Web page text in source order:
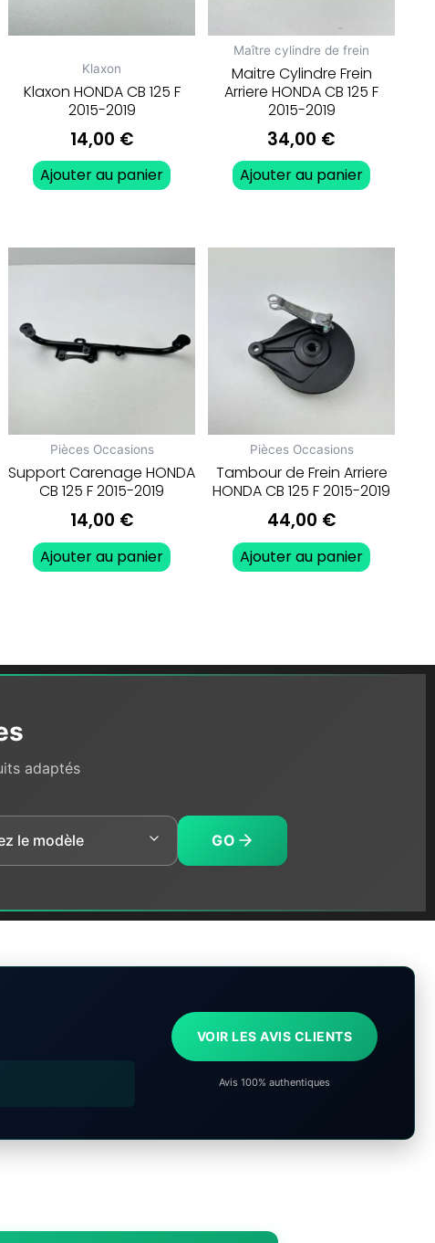
Klaxon
Klaxon HONDA CB 125 F
2015-2019
14,00 €
Ajouter au panier
Maître cylindre de frein
Maitre Cylindre Frein
Arriere HONDA CB 125 F
2015-2019
34,00 €
Ajouter au panier
Pièces Occasions
Support Carenage HONDA
CB 125 F 2015-2019
14,00 €
Ajouter au panier
Pièces Occasions
Tambour de Frein Arriere
HONDA CB 125 F 2015-2019
44,00 €
Ajouter au panier
adaptés
GO
VOIR LES AVIS CLIENTS
Avis 100% authentiques